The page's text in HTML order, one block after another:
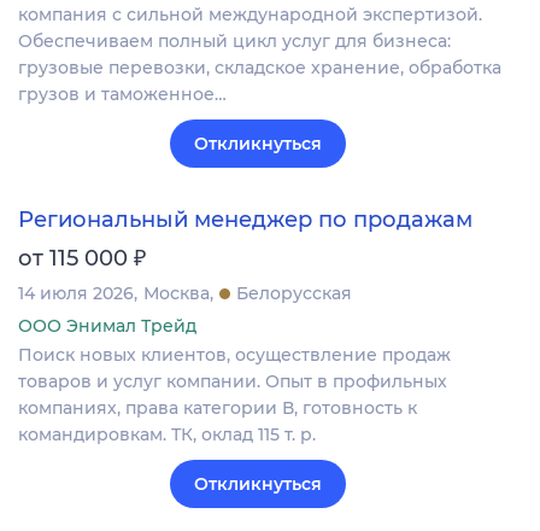
компания с сильной международной экспертизой.
Обеспечиваем полный цикл услуг для бизнеса:
грузовые перевозки, складское хранение, обработка
грузов и таможенное…
Откликнуться
Региональный менеджер по продажам
от 115 000 ₽
14 июля 2026 Москва
Белорусская
ООО Энимал Трейд
Поиск новых клиентов, осуществление продаж
товаров и услуг компании. Опыт в профильных
компаниях, права категории В, готовность к
командировкам. ТК, оклад 115 т. р.
Откликнуться